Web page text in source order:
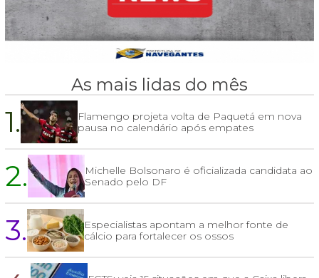
As mais lidas do mês
1.
Flamengo projeta volta de Paquetá em nova
pausa no calendário após empates
2.
Michelle Bolsonaro é oficializada candidata ao
Senado pelo DF
3.
Especialistas apontam a melhor fonte de
cálcio para fortalecer os ossos